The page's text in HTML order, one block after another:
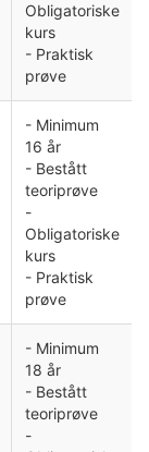
Obligatoriske
kurs
- Praktisk
prøve
- Minimum
16 år
- Bestått
teoriprøve
-
Obligatoriske
kurs
- Praktisk
prøve
- Minimum
18 år
- Bestått
teoriprøve
-